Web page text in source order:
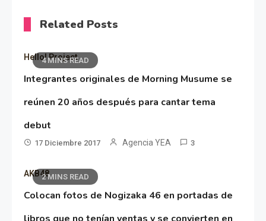
Related Posts
4 MINS READ
Hello! Project
Integrantes originales de Morning Musume se
reúnen 20 años después para cantar tema
debut
17 Diciembre 2017 Agencia YEA 3
2 MINS READ
AKB48
Colocan fotos de Nogizaka 46 en portadas de